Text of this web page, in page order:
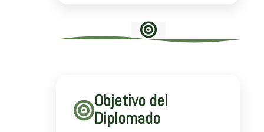
Objetivo del
Diplomado